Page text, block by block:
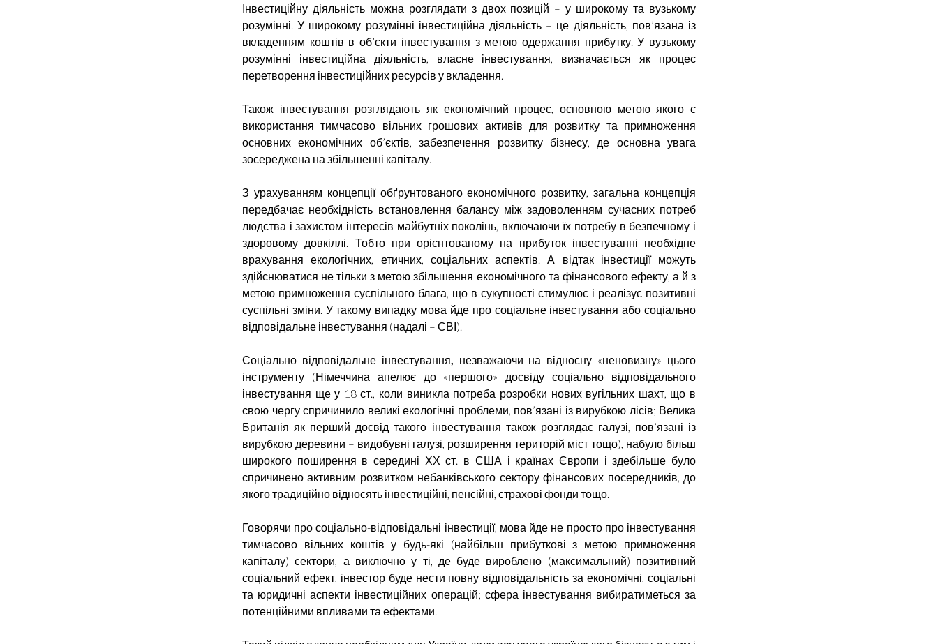
Інвестиційну діяльність можна розглядати з двох позицій – у широкому та вузькому
розумінні. У широкому розумінні інвестиційна діяльність – це діяльність, пов’язана із
вкладенням коштів в об’єкти інвестування з метою одержання прибутку. У вузькому
розумінні інвестиційна діяльність, власне інвестування, визначається як процес
перетворення інвестиційних ресурсів у вкладення.
Також інвестування розглядають як економічний процес, основною метою якого є
використання тимчасово вільних грошових активів для розвитку та примноження
основних економічних об’єктів, забезпечення розвитку бізнесу, де основна увага
зосереджена на збільшенні капіталу.
З урахуванням концепції обґрунтованого економічного розвитку, загальна концепція
передбачає необхідність встановлення балансу між задоволенням сучасних потреб
людства і захистом інтересів майбутніх поколінь, включаючи їх потребу в безпечному і
здоровому довкіллі. Тобто при орієнтованому на прибуток інвестуванні необхідне
врахування екологічних, етичних, соціальних аспектів. А відтак інвестиції можуть
здійснюватися не тільки з метою збільшення економічного та фінансового ефекту, а й з
метою примноження суспільного блага, що в сукупності стимулює і реалізує позитивні
суспільні зміни. У такому випадку мова йде про соціальне інвестування або соціально
відповідальне інвестування (надалі – СВІ).
Соціально відповідальне інвестування, незважаючи на відносну «неновизну» цього
інструменту (Німеччина апелює до «першого» досвіду соціально відповідального
інвестування ще у 18 ст., коли виникла потреба розробки нових вугільних шахт, що в
свою чергу спричинило великі екологічні проблеми, пов’язані із вирубкою лісів; Велика
Британія як перший досвід такого інвестування також розглядає галузі, пов’язані із
вирубкою деревини – видобувні галузі, розширення територій міст тощо), набуло більш
широкого поширення в середині ХХ ст. в США і країнах Європи і здебільше було
спричинено активним розвитком небанківського сектору фінансових посередників, до
якого традиційно відносять інвестиційні, пенсійні, страхові фонди тощо.
Говорячи про соціально-відповідальні інвестиції, мова йде не просто про інвестування
тимчасово вільних коштів у будь-які (найбільш прибуткові з метою примноження
капіталу) сектори, а виключно у ті, де буде вироблено (максимальний) позитивний
соціальний ефект, інвестор буде нести повну відповідальність за економічні, соціальні
та юридичні аспекти інвестиційних операцій; сфера інвестування вибиратиметься за
потенційними впливами та ефектами.